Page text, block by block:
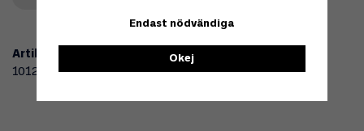
Artikelnummer:
101266
Endast nödvändiga
Okej